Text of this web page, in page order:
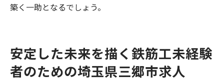
築く一助となるでしょう。
安定した未来を描く鉄筋工未経験
者のための埼玉県三郷市求人